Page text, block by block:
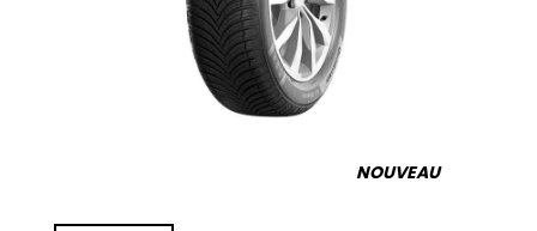
NOUVEAU